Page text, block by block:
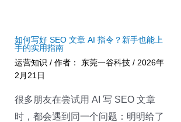
如何写好 SEO 文章 AI 指令？新手也能上
手的实用指南
运营知识 / 作者： 东莞一谷科技 / 2026年
2月21日
很多朋友在尝试用 AI 写 SEO 文章
时，都会遇到同一个问题：明明给了